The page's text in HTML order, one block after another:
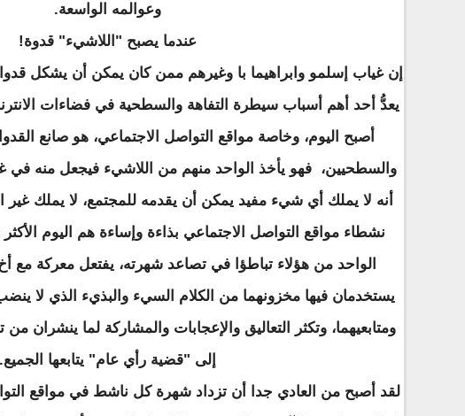
وعوالمه الواسعة.
عندما يصبح "اللاشيء" قدوة!
إن غياب إسلمو وابراهيما با وغيرهم ممن كان يمكن أن يشكل
يعدُّ أحد أهم أسباب سيطرة التفاهة والسطحية في فضاءات
أصبح اليوم، وخاصة مواقع التواصل الاجتماعي، هو صانع
والسطحيين، فهو يأخذ الواحد منهم من اللاشيء فيجعل منه
أنه لا يملك أي شيء مفيد يمكن أن يقدمه للمجتمع، لا يملك غير
نشطاء مواقع التواصل الاجتماعي بذاءة وإساءة هم اليوم
الواحد من هؤلاء تباطؤا في تصاعد شهرته، يفتعل معركة مع
يستخدمان فيها مخزونهما من الكلام السيء والبذيء الذي لا
ومتابعيهما، وتكثر التعاليق والإعجابات والمشاركة لما ينشران من
إلى "قضية رأي عام" يتابعها الجميع.
لقد أصبح من العادي جدا أن تزداد شهرة كل ناشط في مواقع